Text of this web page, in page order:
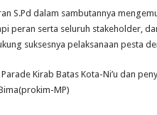
S.Pd dalam sambutannya
peran serta seluruh stakeholder,
suksesnya pelaksanaan pesta
Kirab Batas Kota-Ni’u dan
MP)